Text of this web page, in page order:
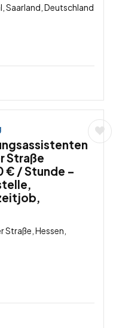
Saarland, Deutschland
Straße
/ Stunde –
Straße, Hessen,